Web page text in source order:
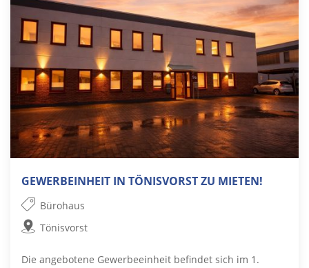
GEWERBEINHEIT IN TÖNISVORST ZU MIETEN!
Bürohaus
Tönisvorst
Die angebotene Gewerbeeinheit befindet sich im 1.